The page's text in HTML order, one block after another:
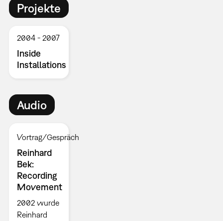
Projekte
2004 2007
Inside
Installations
Audio
Vortrag/Gespräch
Reinhard
Bek:
Recording
Movement
2002 wurde
Reinhard